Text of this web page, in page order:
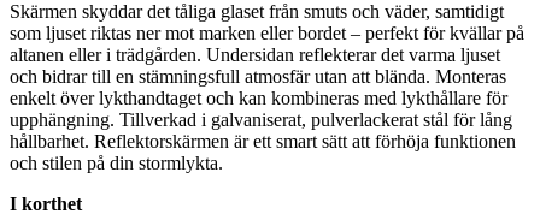
Skärmen skyddar det tåliga glaset från smuts och väder, samtidigt
som ljuset riktas ner mot marken eller bordet – perfekt för kvällar på
altanen eller i trädgården. Undersidan reflekterar det varma ljuset
och bidrar till en stämningsfull atmosfär utan att blända. Monteras
enkelt över lykthandtaget och kan kombineras med lykthållare för
upphängning. Tillverkad i galvaniserat, pulverlackerat stål för lång
hållbarhet. Reflektorskärmen är ett smart sätt att förhöja funktionen
och stilen på din stormlykta.
I korthet